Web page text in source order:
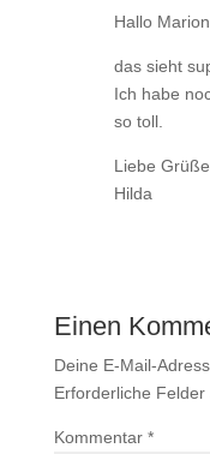
Hallo Marion,
das sieht
Ich habe
so toll.
Liebe Grüße
Hilda
Einen
Deine E-Mail-
Erforderliche Felder
Kommentar *